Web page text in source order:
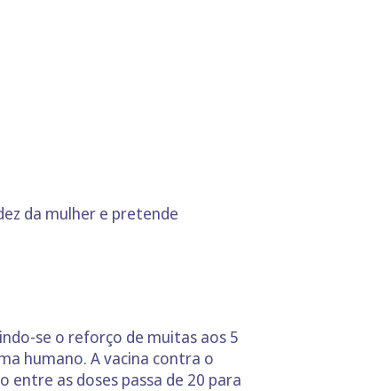
da mulher e pretende
se o reforço de muitas aos 5
humano. A vacina contra o
as doses passa de 20 para